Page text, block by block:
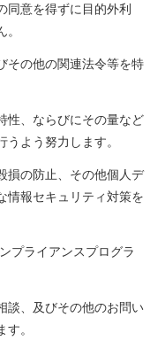
同意を得ずに目的外利
。
その他の関連法令等を特
性、ならびにその量など
よう努力します。
損の防止、その他個人デ
情報セキュリティ対策を
プライアンスプログラ
談、及びその他のお問い
す。